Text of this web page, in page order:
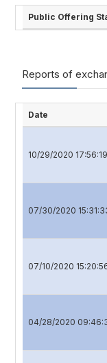
Public Offering
Reports of
Date
10/29/2020 17:56:19
07/30/2020
07/10/2020
04/28/2020